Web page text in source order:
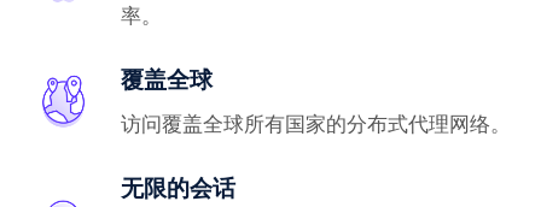
率。
覆盖全球
访问覆盖全球所有国家的分布式代理网络。
无限的会话